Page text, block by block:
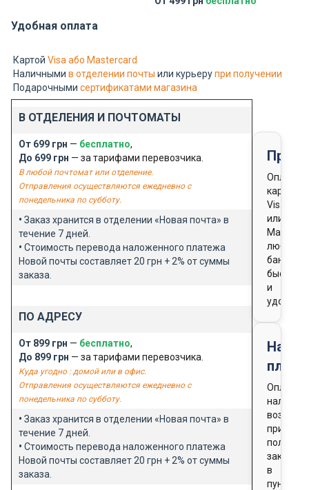
Удобная оплата
Картой Visa або Mastercard
Наличными в отделении почты или курьерупри получении
Подарочными сертификатами магазина
В ОТДЕЛЕНИЯ И ПОЧТОМАТЫ
От 699 грн — бесплатно,
До 699 грн — за тарифами перевозчика.
В любой почтомат или отделение.
Отправления осуществляются ежедневно с
понедельника по субботу.
• Заказ хранится в отделении «Новая почта» в
течение 7 дней.
• Стоимость перевода наложенного платежа
Новой почты составляет 20 грн + 2% от суммы
заказа.
ПО АДРЕСУ
От 899 грн — бесплатно,
До 899 грн — за тарифами перевозчика.
Куда угодно : домой или в офис.
Отправления осуществляются ежедневно с
понедельника по субботу.
• Заказ хранится в отделении «Новая почта» в
течение 7 дней.
• Стоимость перевода наложенного платежа
Новой почты составляет 20 грн + 2% от суммы
заказа.
Оплата
картой
Visa
или
любого
банка
быстро
и
удобно
Оплата
при
заказа
в
пункте